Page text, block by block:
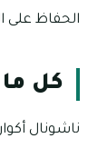
الحفاظ على
كل
ناشونال